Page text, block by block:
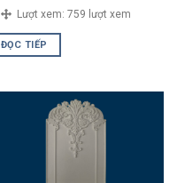
Lượt xem: 759 lượt xem
ĐỌC TIẾP